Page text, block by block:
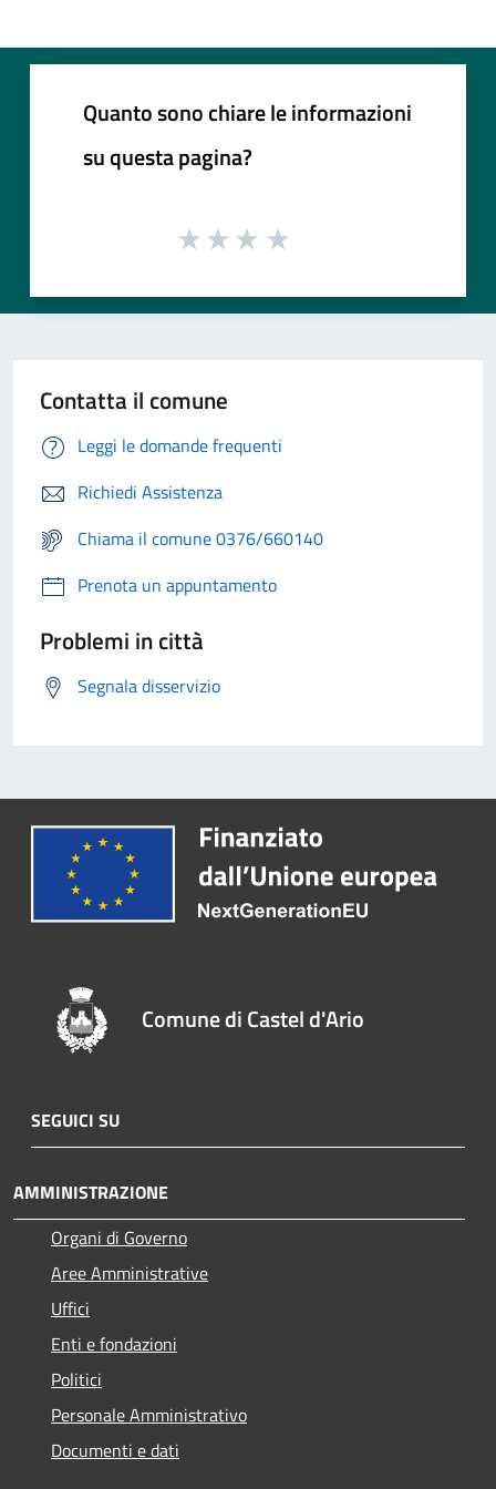
Quanto sono chiare le informazioni
su questa pagina?
Contatta il comune
Leggi le domande frequenti
Richiedi Assistenza
Chiama il comune 0376/660140
Prenota un appuntamento
Problemi in città
Segnala disservizio
Comune di Castel d'Ario
SEGUICI SU
AMMINISTRAZIONE
Organi di Governo
Aree Amministrative
Uffici
Enti e fondazioni
Politici
Personale Amministrativo
Documenti e dati